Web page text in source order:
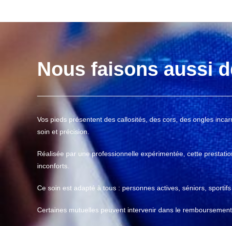
Nous faisons aussi
Vos pieds présentent des callosités, des cors, des ongles
soin et précision.
Réalisée par une professionnelle expérimentée, cette
inconforts.
Ce soin est adapté à tous : personnes actives, séniors,
Certaines mutuelles peuvent intervenir dans le